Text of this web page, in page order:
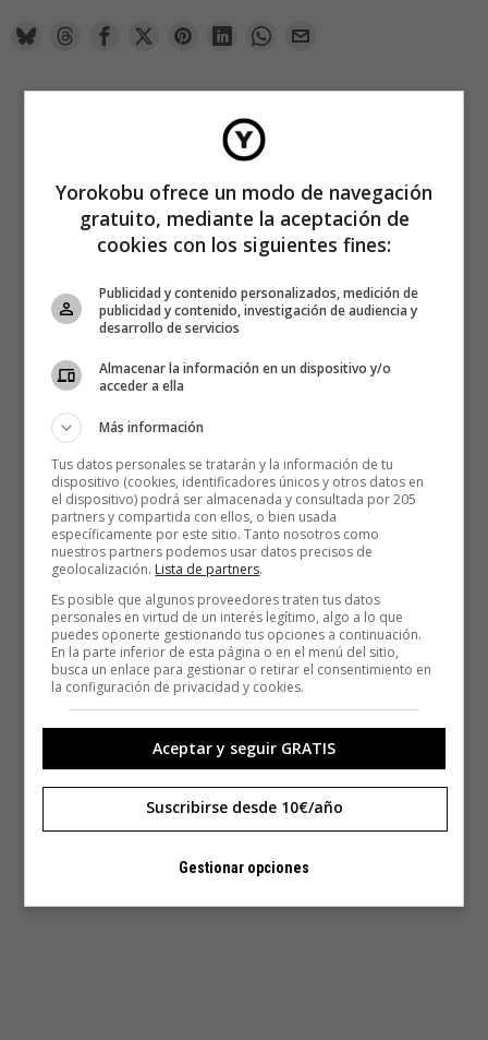
Yorokobu ofrece un modo de navegación
gratuito, mediante la aceptación de
cookies con los siguientes fines:
Publicidad y contenido personalizados, medición de
publicidad y contenido, investigación de audiencia y
desarrollo de servicios
Almacenar la información en un dispositivo y/o
acceder a ella
Más información
Tus datos personales se tratarán y la información de tu
dispositivo (cookies, identificadores únicos y otros datos en
el dispositivo) podrá ser almacenada y consultada por 205
partners y compartida con ellos, o bien usada
específicamente por este sitio. Tanto nosotros como
nuestros partners podemos usar datos precisos de
geolocalización. Lista de partners.
Es posible que algunos proveedores traten tus datos
personales en virtud de un interés legítimo, algo a lo que
puedes oponerte gestionando tus opciones a continuación.
En la parte inferior de esta página o en el menú del sitio,
busca un enlace para gestionar o retirar el consentimiento en
la configuración de privacidad y cookies.
Aceptar y seguir GRATIS
Suscribirse desde 10€/año
Gestionar opciones